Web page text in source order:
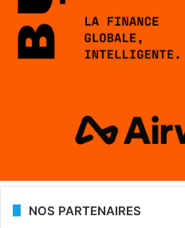
NOS PARTENAIRES